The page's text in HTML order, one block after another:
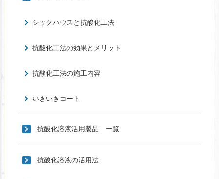
シックハウスと抗酸化工法
抗酸化工法の効果とメリット
抗酸化工法の施工内容
いきいきコート
抗酸化溶液活用製品 一覧
抗酸化溶液の活用法